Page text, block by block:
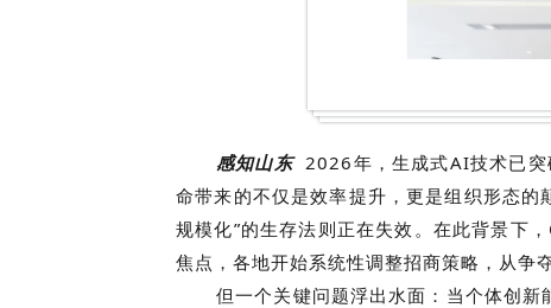
感知山东 2026年，生成式AI技术已突
命带来的不仅是效率提升，更是组织形态的
规模化”的生存法则正在失效。在此背景下
焦点，各地开始系统性调整招商策略，从争
但一个关键问题浮出水面：当个体创新